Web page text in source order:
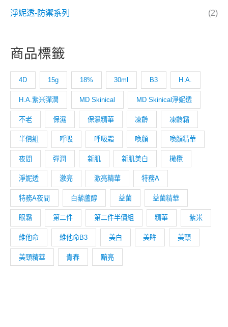
淨妮透-防禦系列 (2)
商品標籤
4D 15g 18% 30ml B3 H.A.
H.A.紫米彈潤 MD Skinical MD Skinical淨妮透
不老 保濕 保濕精華 凍齡 凍齡霜
半價組 呼吸 呼吸霜 喚顏 喚顏精華
夜間 彈潤 新肌 新肌美白 橄欖
淨妮透 激亮 激亮精華 特務A
特務A夜間 白藜蘆醇 益菌 益菌精華
眼霜 第二件 第二件半價組 精華 紫米
維他命 維他命B3 美白 美眸 美頸
美頸精華 青春 黯亮